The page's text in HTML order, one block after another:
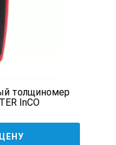
толщиномер
InCO